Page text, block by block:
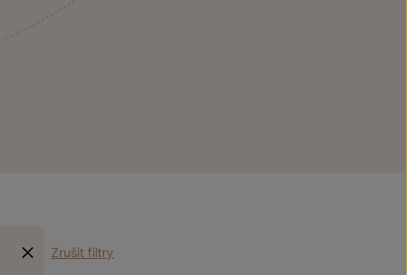
Zrušit filtry